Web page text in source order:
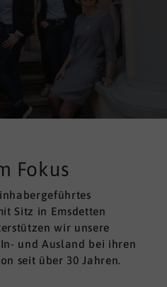
Fokus
Sitz in Emsdetten
wir unsere
und Ausland bei ihren
seit über 30 Jahren.